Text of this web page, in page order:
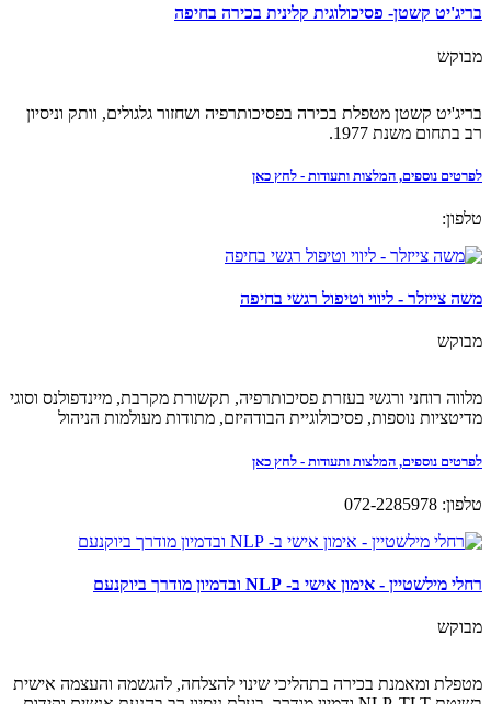
בריג'יט קשטן- פסיכולוגית קלינית בכירה בחיפה
מבוקש
בריג'יט קשטן מטפלת בכירה בפסיכותרפיה ושחזור גלגולים, וותק וניסיון
רב בתחום משנת 1977.
לפרטים נוספים, המלצות ותעודות - לחץ כאן
טלפון:
משה צייזלר - ליווי וטיפול רגשי בחיפה
מבוקש
מלווה רוחני ורגשי בעזרת פסיכותרפיה, תקשורת מקרבת, מיינדפולנס וסוגי
מדיטציות נוספות, פסיכולוגיית הבודהיזם, מתודות מעולמות הניהול
לפרטים נוספים, המלצות ותעודות - לחץ כאן
טלפון: 072-2285978
רחלי מילשטיין - אימון אישי ב- NLP ובדמיון מודרך ביוקנעם
מבוקש
מטפלת ומאמנת בכירה בתהליכי שינוי להצלחה, להגשמה והעצמה אישית